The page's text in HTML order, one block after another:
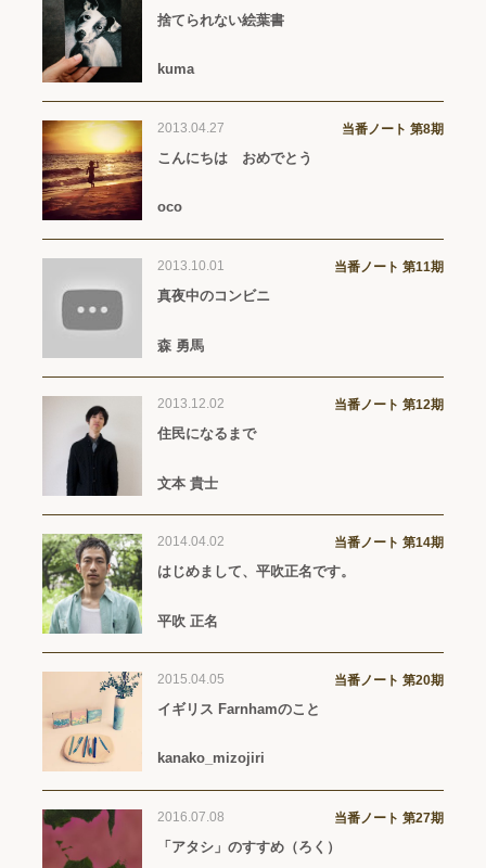
捨てられない絵葉書
kuma
2013.04.27 当番ノート 第8期
こんにちは おめでとう
oco
2013.10.01 当番ノート 第11期
真夜中のコンビニ
森 勇馬
2013.12.02 当番ノート 第12期
住民になるまで
文本 貴士
2014.04.02 当番ノート 第14期
はじめまして、平吹正名です。
平吹 正名
2015.04.05 当番ノート 第20期
イギリス Farnhamのこと
kanako_mizojiri
2016.07.08 当番ノート 第27期
「アタシ」のすすめ（ろく）